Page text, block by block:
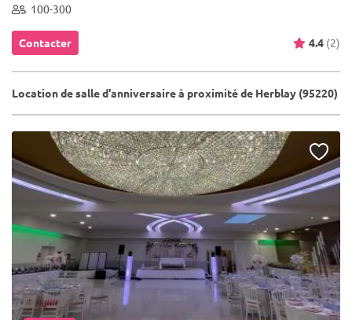
100-300
Contacter 4.4 (2)
Location de salle d'anniversaire à proximité de Herblay (95220)